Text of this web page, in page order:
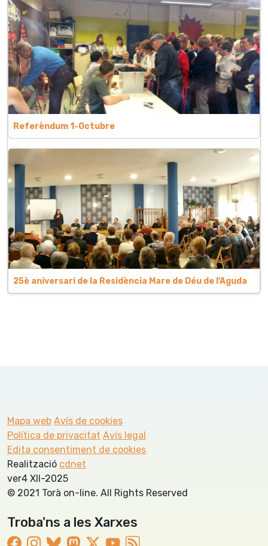
Referèndum 1-Octubre
25è aniversari de la Residència Mare de Déu de l'Aguda
Mapa web Avís de cookies
Política de privacitat Avís legal
Edita consentiment de cookies
Realització cdnet
ver4 XII-2025
© 2021 Torà on-line. All Rights Reserved
Troba'ns a les Xarxes